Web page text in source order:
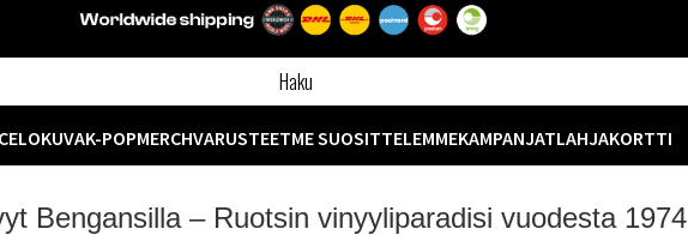
ELOKUVAK-POPMERCHVARUSTEETME SUOSITTELEMMEKAMPANJATLAHJAKORTTI
Bengansilla – Ruotsin vinyyliparadisi vuodesta 1974